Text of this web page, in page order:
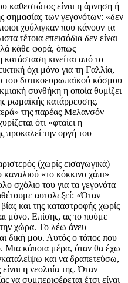
καθεστώτος είναι η άρνηση ή
σημασίας των γεγονότων: «δεν
χούλιγκαν που κάνουν τα
τέτοια επεισόδια δεν είναι
κάθε φορά, όπως
κινείται από το
όχι μόνο για τη Γαλλία,
δυτικοευρωπαϊκού κόσμου
συνθήκη η οποία θυμίζει
ρωμαϊκής κατάρρευσης.
της παρέας Μελανσόν
ότι «φταίει η
προκαλεί την οργή του
(χωρίς εισαγωγικά)
«το κόκκινο χάπι»
σχόλιο του για τα γεγονότα
αυτολεξεί: «Όταν
βίας και της καταστροφής χωρίς
μόνο. Επίσης, ας το πούμε
την χώρα. Το λέω άνευ
δική μου. Αυτός ο τόπος που
Μια κάποια μέρα, όταν θα έχω
και να δραπετεύσω,
η νεολαία της. Όταν
να συμπεριφέρεται έτσι είναι